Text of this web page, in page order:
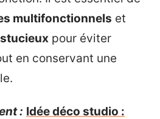
multifonctionnels et
pour éviter
en conservant une
: Idée déco studio :